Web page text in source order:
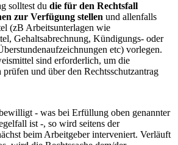
solltest du die für den Rechtsfall
zur Verfügung stellen und allenfalls
(zB Arbeitsunterlagen wie
Gehaltsabrechnung, Kündigungs- oder
etc) vorlegen.
sind erforderlich, um die
und über den Rechtsschutzantrag
- was bei Erfüllung oben genannter
ist -, so wird seitens der
beim Arbeitgeber interveniert. Verläuft